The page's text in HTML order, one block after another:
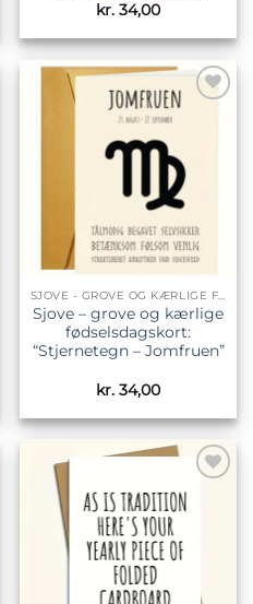
kr. 34,00
Tilføj til
Sjove – grove og kærlige
fødselsdagskort:
“Stjernetegn – Jomfruen”
kr. 34,00
Tilføj til
ønskeliste